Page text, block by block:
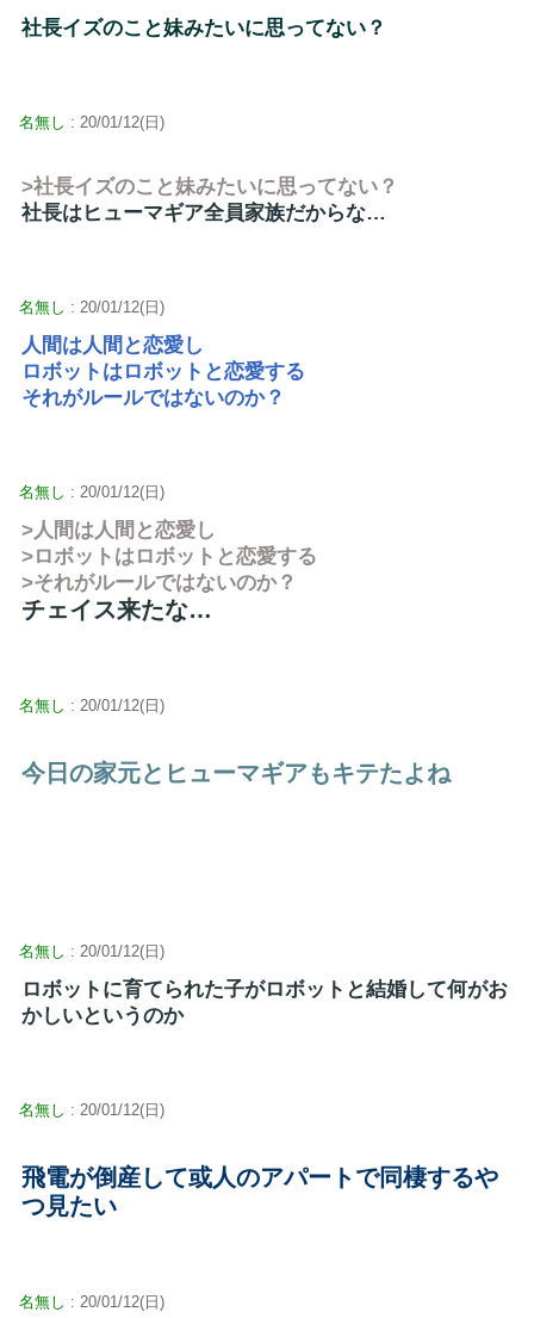
社長イズのこと妹みたいに思ってない？
名無し : 20/01/12(日)
>社長イズのこと妹みたいに思ってない？
社長はヒューマギア全員家族だからな…
名無し : 20/01/12(日)
人間は人間と恋愛し
ロボットはロボットと恋愛する
それがルールではないのか？
名無し : 20/01/12(日)
>人間は人間と恋愛し
>ロボットはロボットと恋愛する
>それがルールではないのか？
チェイス来たな…
名無し : 20/01/12(日)
今日の家元とヒューマギアもキテたよね
名無し : 20/01/12(日)
ロボットに育てられた子がロボットと結婚して何がお
かしいというのか
名無し : 20/01/12(日)
飛電が倒産して或人のアパートで同棲するや
つ見たい
名無し : 20/01/12(日)